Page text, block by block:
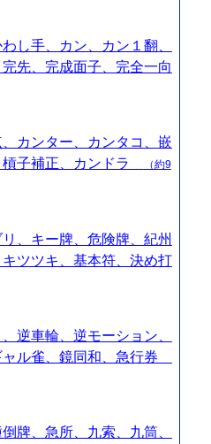
し手、カン、カン１翻、
先、完成面子、完全一向
カンター、カンタコ、嵌
槓子補正、カンドラ
（約9
、キー牌、危険牌、紀州
ツツキ、基本符、決め打
逆車輪、逆モーション、
ャル雀、鏡同和、急行券
牌、急所、九索、九筒、